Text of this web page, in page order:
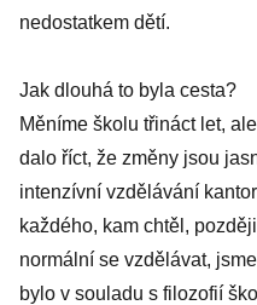
nedostatkem dětí.
Jak dlouhá to byla cesta?
Měníme školu třináct let,
dalo říct, že změny jsou
intenzívní vzdělávání
každého, kam chtěl,
normální se vzdělávat,
bylo v souladu s filozofií